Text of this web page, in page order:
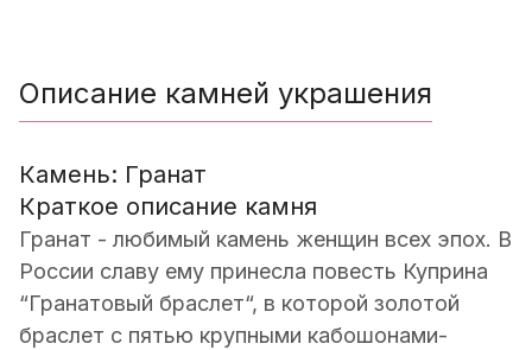
Описание камней украшения
Камень: Гранат
Краткое описание камня
Гранат - любимый камень женщин всех эпох. В
России славу ему принесла повесть Куприна
“Гранатовый браслет“, в которой золотой
браслет с пятью крупными кабошонами-